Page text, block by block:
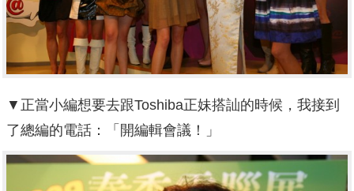
▼正當小編想要去跟Toshiba正妹搭訕的時候，我接到
了總編的電話：「開編輯會議！」